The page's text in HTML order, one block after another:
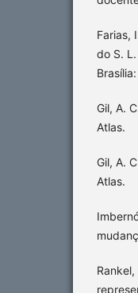
Farias,
do S.
Gil, A.
Atlas.
Gil, A.
Atlas.